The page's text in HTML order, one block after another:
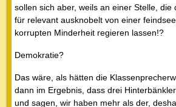
sollen sich aber, weils an einer Stelle, die
für relevant ausknobelt von einer
korrupten Minderheit regieren lassen!?
Demokratie?
Das wäre, als hätten die
dann im Ergebnis, dass drei
und sagen, wir haben mehr als der,